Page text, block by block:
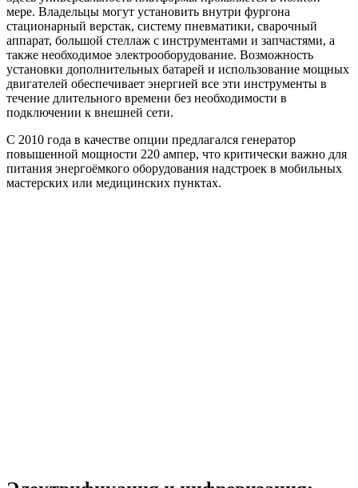
мере. Владельцы могут установить внутри фургона
стационарный верстак, систему пневматики, сварочный
аппарат, большой стеллаж с инструментами и запчастями, а
также необходимое электрооборудование. Возможность
установки дополнительных батарей и использование мощных
двигателей обеспечивает энергией все эти инструменты в
течение длительного времени без необходимости в
подключении к внешней сети.
С 2010 года в качестве опции предлагался генератор
повышенной мощности 220 ампер, что критически важно для
питания энергоёмкого оборудования надстроек в мобильных
мастерских или медицинских пунктах.